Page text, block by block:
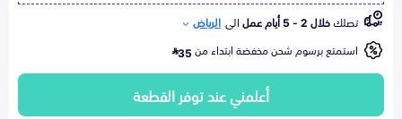
تصلكخلال 2 - 5 أيام عمل الى الرياض
استمتع برسوم شحن مخفضة ابتداء من35
أعلمني عند توفر القطعة